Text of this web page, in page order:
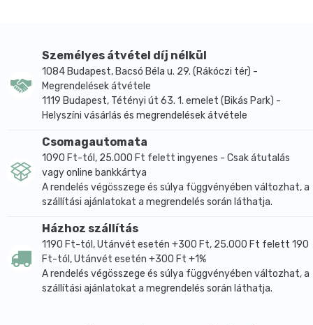
emésztés, érrendszeri betegségek. Felhasználása:
levesekhez, főzelékekhez, köretekhez.
Személyes átvétel díj nélkül
1084 Budapest, Bacsó Béla u. 29. (Rákóczi tér) -
Megrendelések átvétele
1119 Budapest, Tétényi út 63. 1. emelet (Bikás Park) -
Helyszíni vásárlás és megrendelések átvétele
Csomagautomata
1090 Ft-tól, 25.000 Ft felett ingyenes - Csak átutalás
vagy online bankkártya
A rendelés végösszege és súlya függvényében változhat, a
szállítási ajánlatokat a megrendelés során láthatja.
Házhoz szállítás
1190 Ft-tól, Utánvét esetén +300 Ft, 25.000 Ft felett 190
Ft-tól, Utánvét esetén +300 Ft +1%
A rendelés végösszege és súlya függvényében változhat, a
szállítási ajánlatokat a megrendelés során láthatja.